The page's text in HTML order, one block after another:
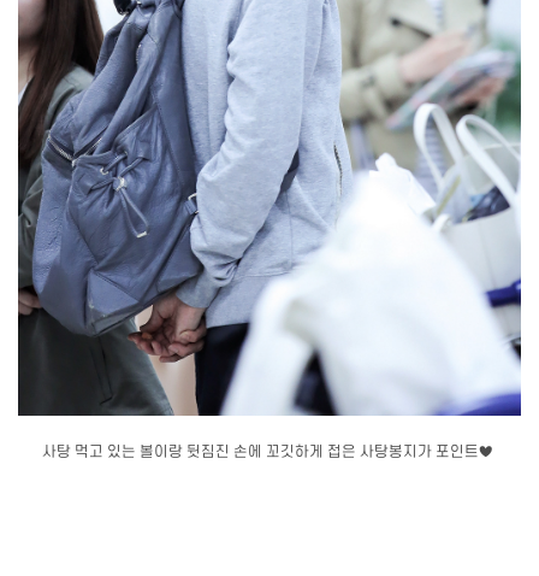
사탕 먹고 있는 볼이랑 뒷짐진 손에 꼬깃하게 접은 사탕봉지가 포인트♥